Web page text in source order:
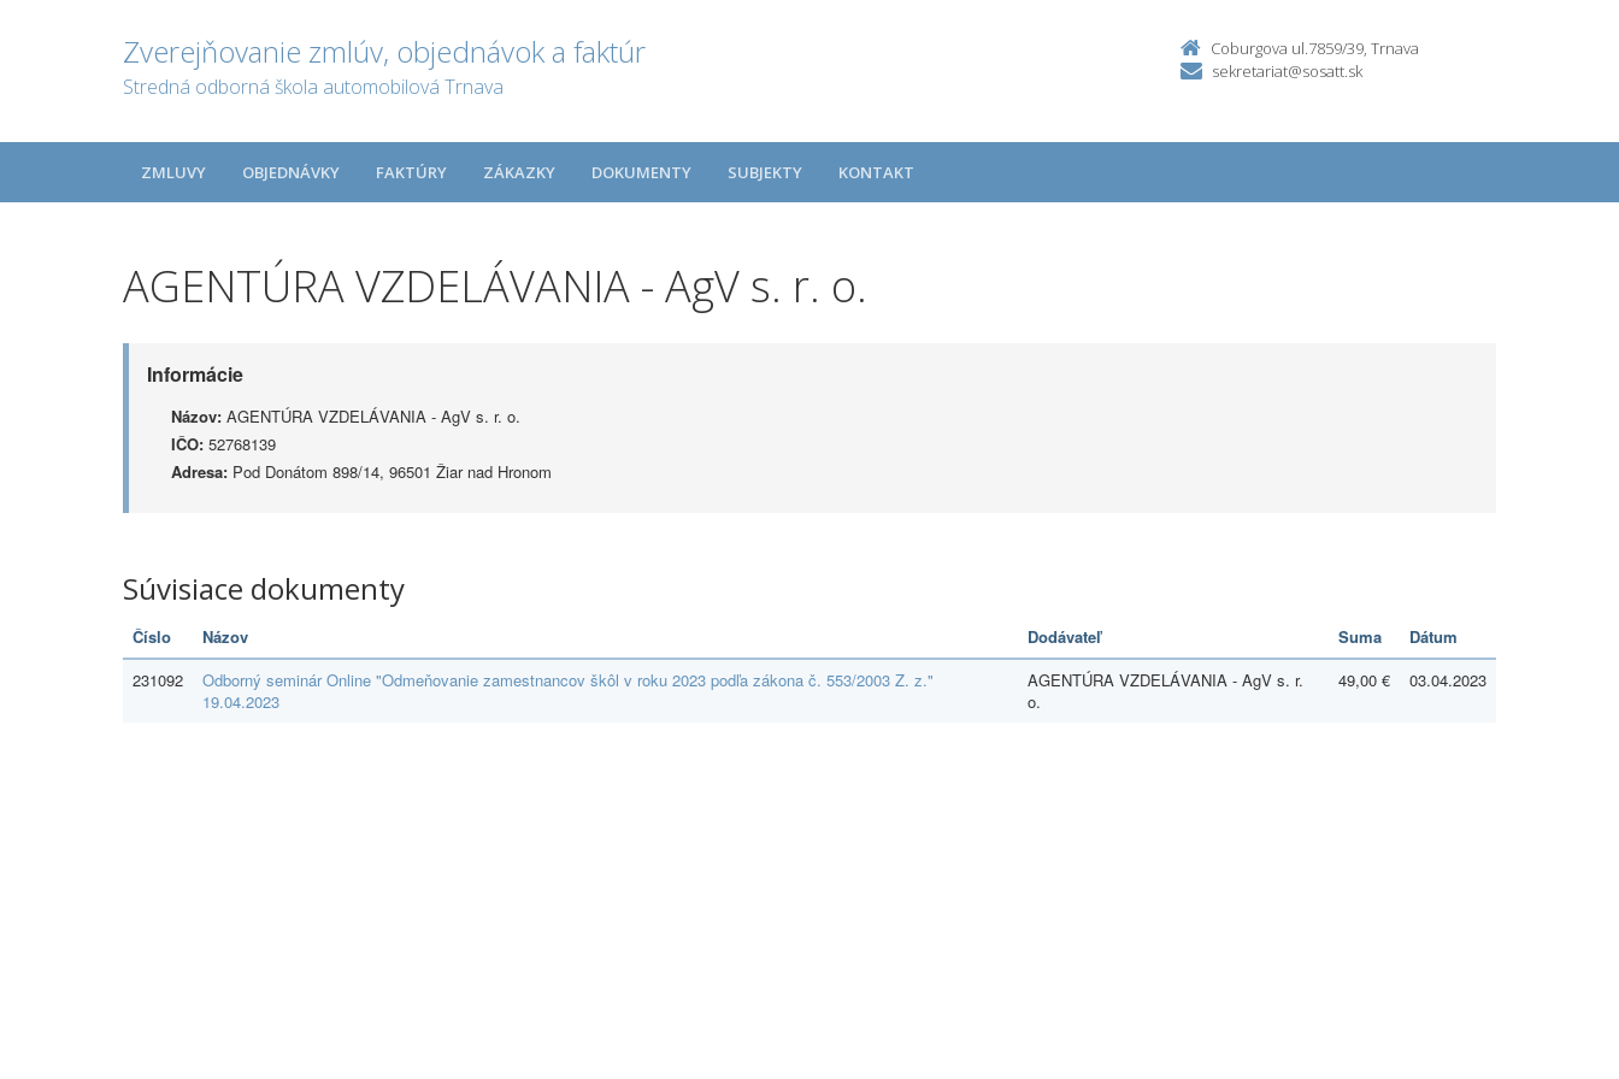
Zverejňovanie zmlúv, objednávok a faktúr
Stredná odborná škola automobilová Trnava
Coburgova ul.7859/39, Trnava
sekretariat@sosatt.sk
ZMLUVY OBJEDNÁVKY FAKTÚRY ZÁKAZKY DOKUMENTY SUBJEKTY KONTAKT
AGENTÚRA VZDELÁVANIA - AgV s. r. o.
Informácie
Názov: AGENTÚRA VZDELÁVANIA - AgV s. r. o.
IČO: 52768139
Adresa: Pod Donátom 898/14, 96501 Žiar nad Hronom
Súvisiace dokumenty
Číslo Názov Dodávateľ Suma
Dátum
231092
Odborný seminár Online "Odmeňovanie zamestnancov škôl v roku 2023 podľa zákona č. 553/2003 Z. z."
19.04.2023
AGENTÚRA VZDELÁVANIA - AgV s. r.
o.
49,00 € 03.04.2023